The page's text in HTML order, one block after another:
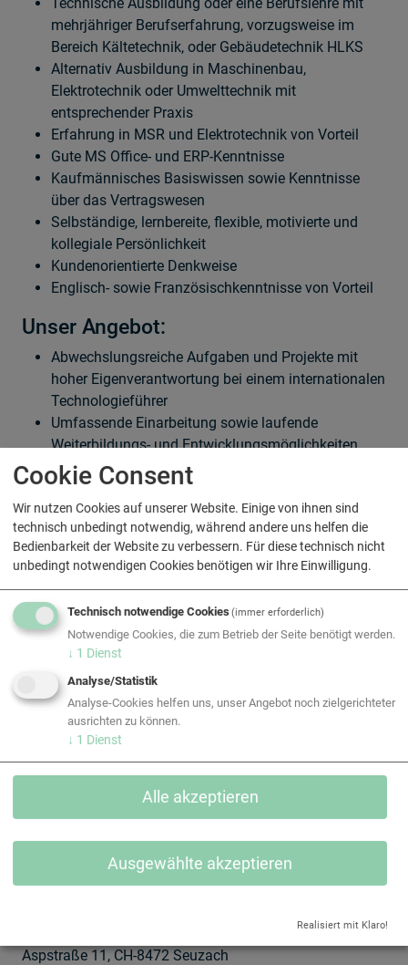
mehrjähriger Berufserfahrung, vorzugsweise im
Bereich Kältetechnik, oder Gebäudetechnik HLKS
Alternativ Ausbildung in Maschinenbau,
Elektrotechnik oder Umwelttechnik mit
entsprechender Praxis
Erfahrung in MSR und Elektrotechnik von Vorteil
Gute MS Office- und ERP-Kenntnisse
Kaufmännisches Basiswissen sowie Kenntnisse
über das Vertragswesen
Selbständige, lernbereite, flexible, motivierte und
kollegiale Persönlichkeit
Kundenorientierte Denkweise
Englisch- sowie Französischkenntnisse von Vorteil
Unser Angebot:
Abwechslungsreiche Aufgaben und Projekte mit
hoher Eigenverantwortung bei einem internationalen
Technologieführer
Umfassende Einarbeitung sowie laufende
Weiterbildungs- und Entwicklungsmöglichkeiten
Attraktive Sozialleistungen, überobligatorische BVG
Eine einzigartige Unternehmenskultur, geprägt von
Kollegialität und Teamspirit
Wollen auch Sie in einem innovativen Team
mitgestalten?
Dann laden Sie direkt hier Ihre aussagekräftigen
Bewerbungsunterlagen hoch.
Wir freuen uns auf IhreBewerbung!
Jetzt bewerben
EQUANS Kältetechnik GmbH
Lagerstrasse 8, CH-8953 Dietikon (bei Zürich)
www.equans-kaelte.ch/
EQUANS Kältetechnik GmbH
Moserstrasse 21, CH-3421 Lyssach (bei Bern)
Aspstraße 11, CH-8472 Seuzach
Cookie Consent
Wir nutzen Cookies auf unserer Website. Einige von ihnen sind
technisch unbedingt notwendig, während andere uns helfen die
Bedienbarkeit der Website zu verbessern. Für diese technisch nicht
unbedingt notwendigen Cookies benötigen wir Ihre Einwilligung.
Technisch notwendige Cookies(immer erforderlich)
Notwendige Cookies, die zum Betrieb der Seite benötigt werden.
↓ 1 Dienst
Analyse/Statistik
Analyse-Cookies helfen uns, unser Angebot noch zielgerichteter
ausrichten zu können.
↓ 1 Dienst
Ausgewählte akzeptieren
Alle akzeptieren
Realisiert mit Klaro!